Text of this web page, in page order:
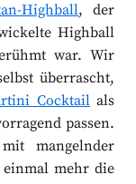
Highball, der
Highball
war. Wir
überrascht,
Cocktailals
passen.
mangelnder
mehr die